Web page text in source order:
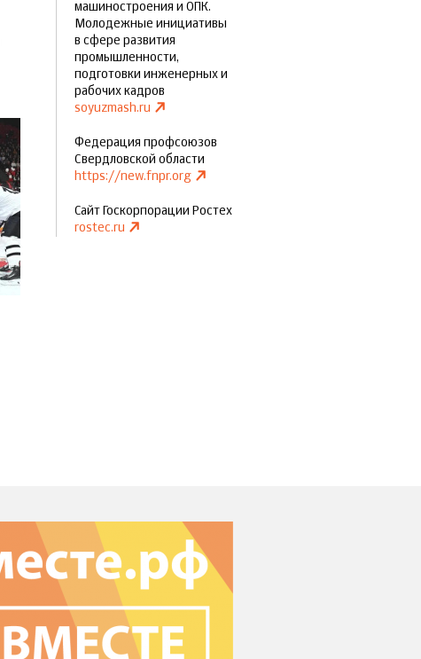
машиностроения и ОПК.
Молодежные инициативы
в сфере развития
промышленности,
подготовки инженерных и
рабочих кадров
soyuzmash.ru
Федерация профсоюзов
Свердловской области
https://new.fnpr.org
Сайт Госкорпорации Ростех
rostec.ru